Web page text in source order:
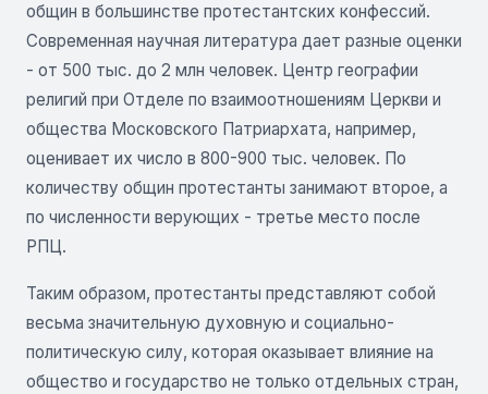
общин в большинстве протестантских конфессий.
Современная научная литература дает разные оценки
- от 500 тыс. до 2 млн человек. Центр географии
религий при Отделе по взаимоотношениям Церкви и
общества Московского Патриархата, например,
оценивает их число в 800-900 тыс. человек. По
количеству общин протестанты занимают второе, а
по численности верующих - третье место после
РПЦ.
Таким образом, протестанты представляют собой
весьма значительную духовную и социально-
политическую силу, которая оказывает влияние на
общество и государство не только отдельных стран,